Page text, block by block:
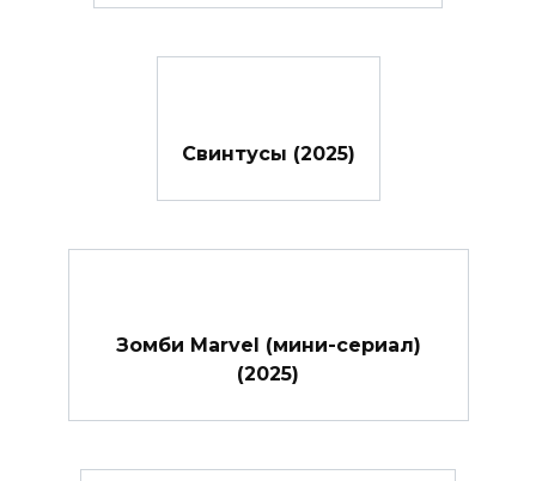
Свинтусы (2025)
Зомби Marvel (мини-сериал)
(2025)